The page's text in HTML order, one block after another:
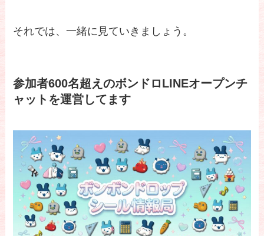
それでは、一緒に見ていきましょう。
参加者600名超えのボンドロLINEオープンチ
ャットを運営してます